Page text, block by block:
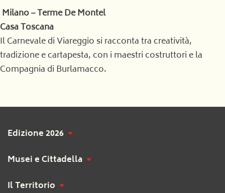
Milano – Terme De Montel
Casa Toscana
Il Carnevale di Viareggio si racconta tra creatività,
tradizione e cartapesta, con i maestri costruttori e la
Compagnia di Burlamacco.
Edizione 2026
Musei e Cittadella
Il Territorio